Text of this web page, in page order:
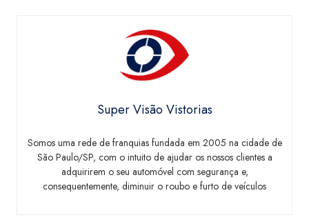
Super Visão Vistorias
Somos uma rede de franquias fundada em 2005 na cidade de
São Paulo/SP, com o intuito de ajudar os nossos clientes a
adquirirem o seu automóvel com segurança e,
consequentemente, diminuir o roubo e furto de veículos